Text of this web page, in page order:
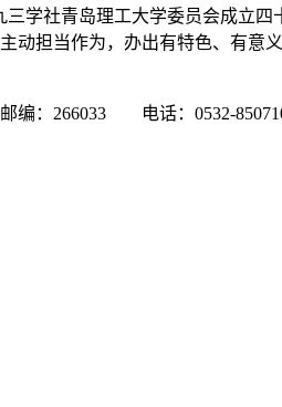
学社青岛理工大学委员会成立
担当作为，办出有特色、有意
：266033 电话：0532-